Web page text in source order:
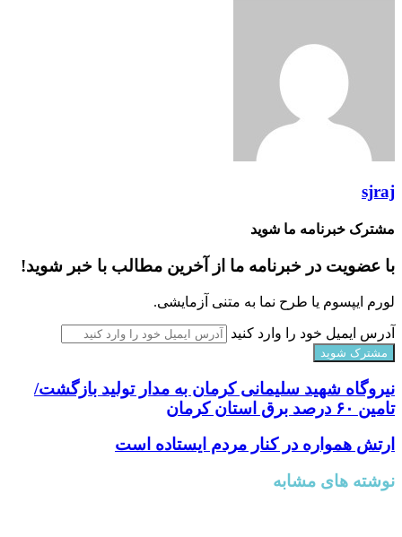
sjraj
مشترک خبرنامه ما شوید
با عضویت در خبرنامه ما از آخرین مطالب با خبر شوید!
لورم ایپسوم یا طرح‌ نما به متنی آزمایشی.
آدرس ایمیل خود را وارد کنید
نیروگاه شهید سلیمانی کرمان به مدار تولید بازگشت/
تامین ۶۰ درصد برق استان کرمان
ارتش همواره در کنار مردم ایستاده است
نوشته های مشابه